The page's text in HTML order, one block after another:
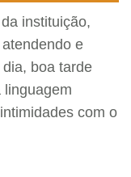
instituição,
e
boa tarde
linguagem
com o